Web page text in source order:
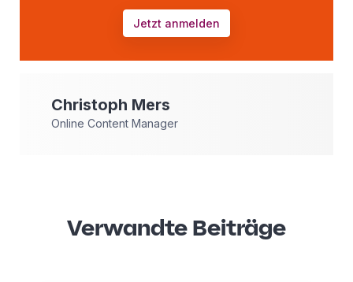
Jetzt anmelden
Christoph Mers
Online Content Manager
Verwandte Beiträge